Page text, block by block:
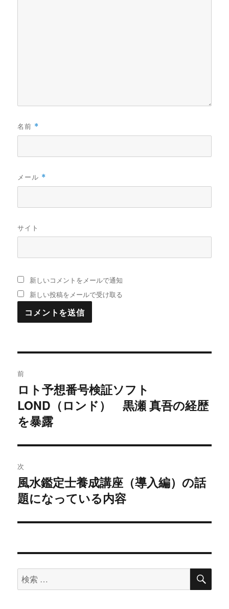
名前 *
メール *
サイト
新しいコメントをメールで通知
新しい投稿をメールで受け取る
稿
ナ
ビ
ゲ
ー
シ
前
過
去
の
投
稿:
ロト予想番号検証ソフト
LOND（ロンド） 黒瀬 真吾の経歴
を暴露
次
次
の
稿:
風水鑑定士養成講座（導入編）の話
題になっている内容
検
索
検